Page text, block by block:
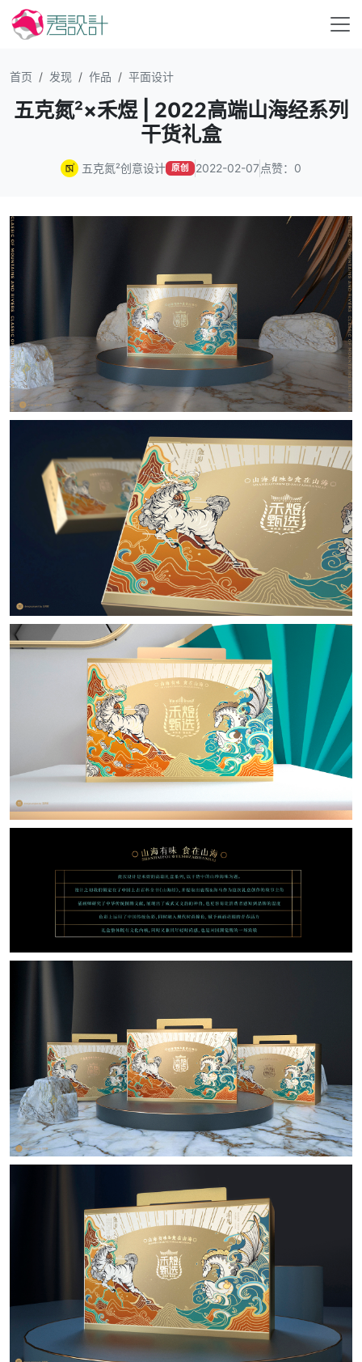
首页 发现 作品 平面设计
五克氮²×禾煜 | 2022高端山海经系列
干货礼盒
五克氮²创意设计 原创 2022-02-07点赞：0